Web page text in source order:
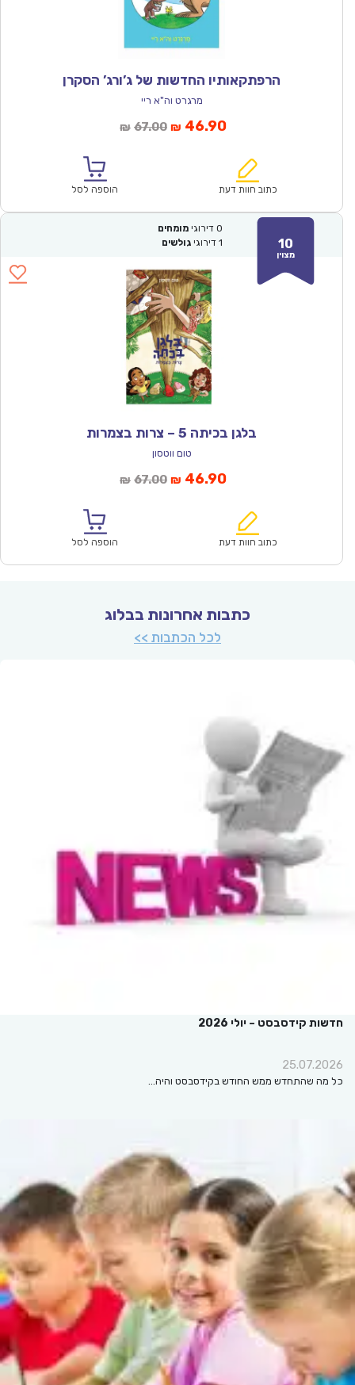
הרפתקאותיו החדשות של ג’ורג’ הסקרן
מרגרט וה"א ריי
₪ 67.00המחיר
₪67.00.
₪ 46.90המחיר
הוא:
כתוב חוות דעת הוספה לסל
10
מצוין
0 דירוגי מומחים
1 דירוגי גולשים
בלגן בכיתה 5 – צרות בצמרות
טום ווטסון
₪ 67.00המחיר
₪67.00.
₪ 46.90המחיר
הוא:
כתוב חוות דעת הוספה לסל
כתבות אחרונות בבלוג
לכל הכתבות >>
חדשות קידסבסט – יולי 2026
25.07.2026
כל מה שהתחדש ממש החודש בקידסבסט והיה…